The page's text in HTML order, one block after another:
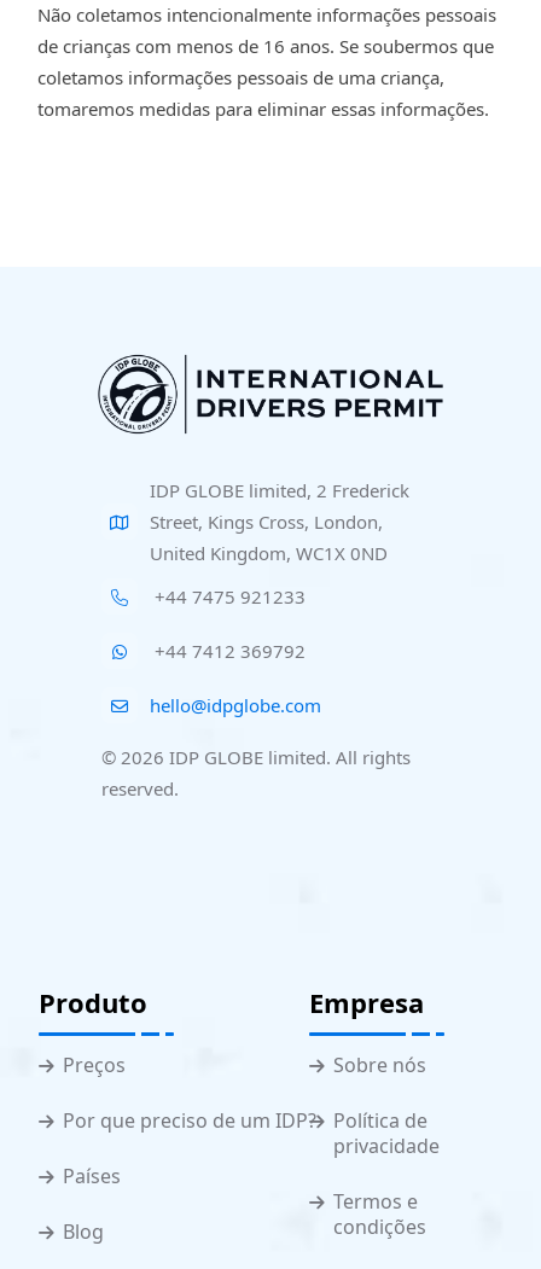
Não coletamos intencionalmente informações pessoais
de crianças com menos de 16 anos. Se soubermos que
coletamos informações pessoais de uma criança,
tomaremos medidas para eliminar essas informações.
IDP GLOBE limited, 2 Frederick
Street, Kings Cross, London,
United Kingdom, WC1X 0ND
+44 7475 921233
+44 7412 369792
hello@idpglobe.com
© 2026 IDP GLOBE limited. All rights
reserved.
Produto
Preços
Por que preciso de um IDP?
Países
Blog
Empresa
Sobre nós
Política de
privacidade
Termos e
condições